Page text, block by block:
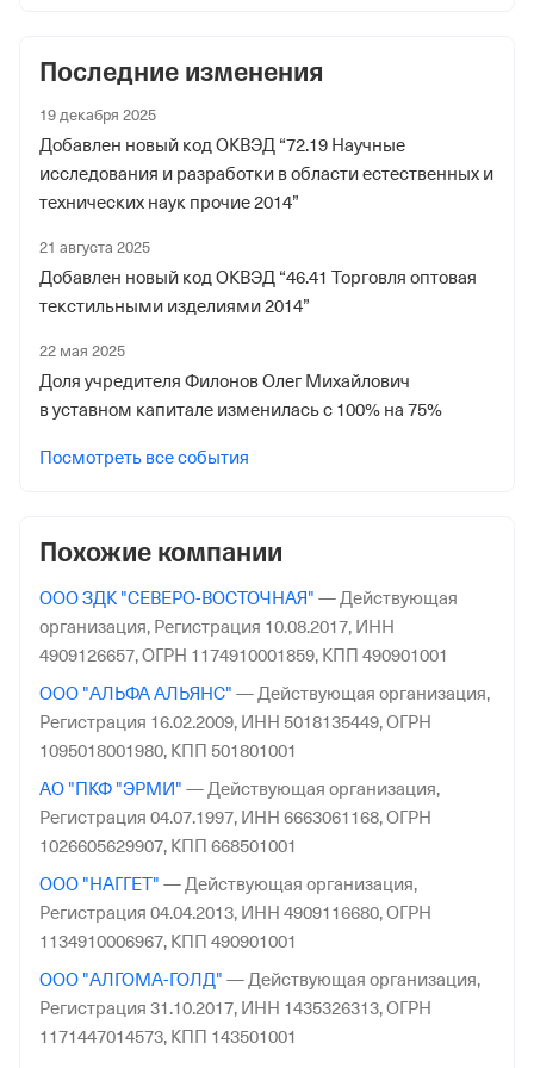
1061869903
Дата регистрации
2 июня 2016
Наименование территориального органа
Страхования Российской Федерации по гор. Москве и
Московской обл.
1061869903
Дата регистрации
Страхования Российской Федерации по гор. Москве и
Последние изменения
19 декабря 2025
Добавлен новый код ОКВЭД “72.19 Научные
исследования и разработки в области естественных и
технических наук прочие 2014”
21 августа 2025
Добавлен новый код ОКВЭД “46.41 Торговля оптовая
текстильными изделиями 2014”
22 мая 2025
Доля учредителя Филонов Олег Михайлович
в уставном капитале изменилась с 100% на 75%
Посмотреть все события
Похожие компании
ООО ЗДК "СЕВЕРО-ВОСТОЧНАЯ" — Действующая
организация, Регистрация 10.08.2017, ИНН
4909126657,ОГРН 1174910001859, КПП 490901001
ООО "АЛЬФА АЛЬЯНС" — Действующая организация,
Регистрация 16.02.2009, ИНН 5018135449,ОГРН
1095018001980, КПП 501801001
АО "ПКФ "ЭРМИ" — Действующая организация,
Регистрация 04.07.1997, ИНН 6663061168,ОГРН
1026605629907, КПП 668501001
ООО "НАГГЕТ" — Действующая организация,
Регистрация 04.04.2013, ИНН 4909116680,ОГРН
1134910006967, КПП 490901001
ООО "АЛГОМА-ГОЛД" — Действующая организация,
Регистрация 31.10.2017, ИНН 1435326313,ОГРН
1171447014573, КПП 143501001